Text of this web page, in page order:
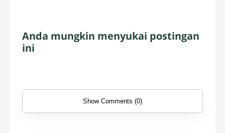
Anda mungkin menyukai postingan
ini
Show Comments (0)